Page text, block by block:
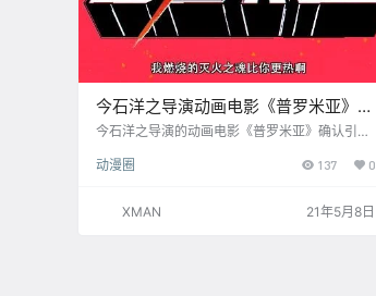
今石洋之导演动画电影《普罗米亚》确
认引进内地，档期待定
今石洋之导演的动画电影《普罗米亚》确认引进
制作，泽野弘之 负责音乐，松山健一、早乙女太
由于突然变异而诞生的能够操纵火焰的人种〈Bu
动漫圈 137 0
XMAN 21年5月8日